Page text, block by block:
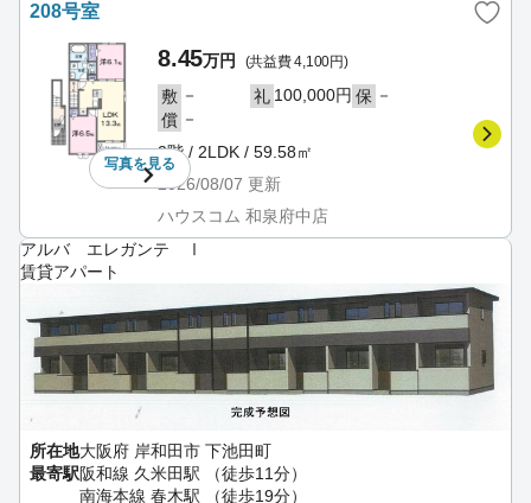
208号室
写真を見る
8.45万円 (共益費 4,100円)
敷 － 礼 100,000円 保 －
償 －
2階 / 2LDK / 59.58㎡
2026/08/07 更新
ハウスコム 和泉府中店
アルバ エレガンテ Ⅰ
賃貸アパート
所在地大阪府 岸和田市 下池田町
最寄駅阪和線 久米田駅 （徒歩11分）
南海本線 春木駅 （徒歩19分）